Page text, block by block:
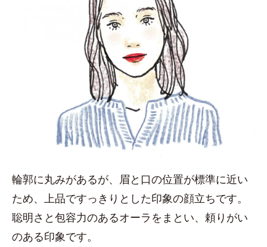
輪郭に丸みがあるが、眉と口の位置が標準に近い
ため、上品ですっきりとした印象の顔立ちです。
聡明さと包容力のあるオーラをまとい、頼りがい
のある印象です。